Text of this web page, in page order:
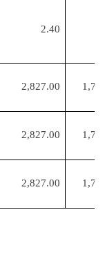
2.40
2,827.00
2,827.00
2,827.00